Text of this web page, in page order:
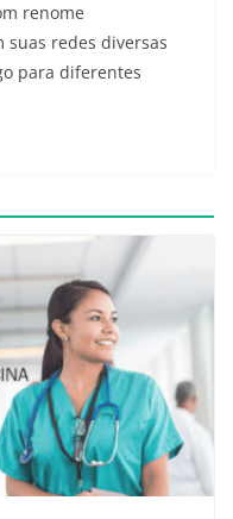
renome
redes diversas
para diferentes